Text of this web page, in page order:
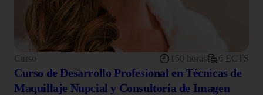
Curso 150 horas 6 ECTS
Curso de Desarrollo Profesional en Técnicas de
Maquillaje Nupcial y Consultoría de Imagen